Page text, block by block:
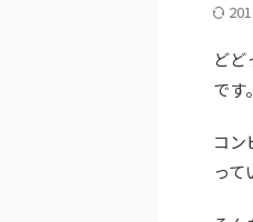
ど
です。
コン
って